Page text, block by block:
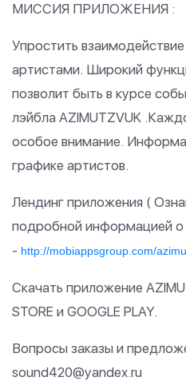
МИССИЯ ПРИЛОЖЕНИЯ :
Упростить
артистами. Широкий
позволит быть в курсе
лэйбла AZIMUTZVUK
особое внимание.
графике артистов.
Лендинг приложения (
подробной информацией
- http://mobiappsgroup.com/
Скачать приложение
STORE и GOOGLE PLAY.
Вопросы заказы и
sound420@yandex.ru